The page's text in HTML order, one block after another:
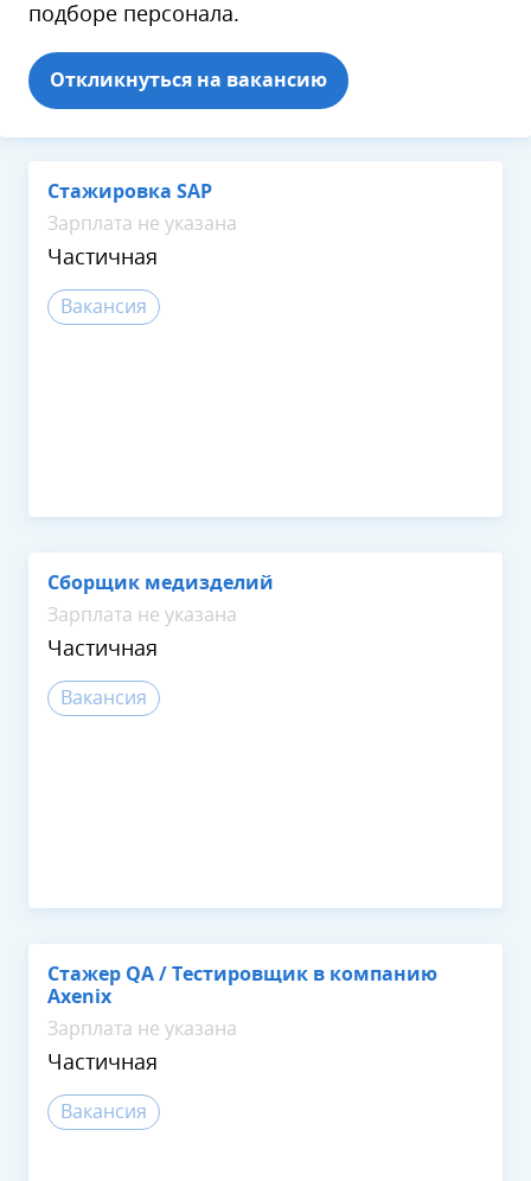
подборе персонала.
Откликнуться на вакансию
Стажировка SAP
Зарплата не указана
Частичная
Вакансия
Сборщик медизделий
Зарплата не указана
Частичная
Вакансия
Стажер QA / Тестировщик в компанию
Axenix
Зарплата не указана
Частичная
Вакансия